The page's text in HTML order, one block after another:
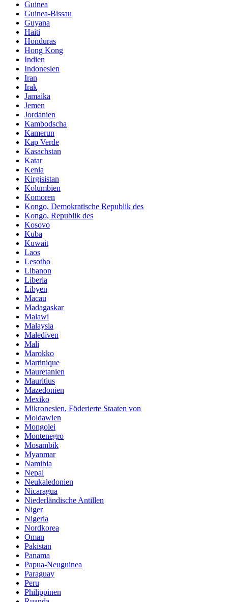
Guinea
Guinea-Bissau
Guyana
Haiti
Honduras
Hong Kong
Indien
Indonesien
Iran
Irak
Jamaika
Jemen
Jordanien
Kambodscha
Kamerun
Kap Verde
Kasachstan
Katar
Kenia
Kirgisistan
Kolumbien
Komoren
Kongo, Demokratische Republik des
Kongo, Republik des
Kosovo
Kuba
Kuwait
Laos
Lesotho
Libanon
Liberia
Libyen
Macau
Madagaskar
Malawi
Malaysia
Malediven
Mali
Marokko
Martinique
Mauretanien
Mauritius
Mazedonien
Mexiko
Mikronesien, Föderierte Staaten von
Moldawien
Mongolei
Montenegro
Mosambik
Myanmar
Namibia
Nepal
Neukaledonien
Nicaragua
Niederländische Antillen
Niger
Nigeria
Nordkorea
Oman
Pakistan
Panama
Papua-Neuguinea
Paraguay
Peru
Philippinen